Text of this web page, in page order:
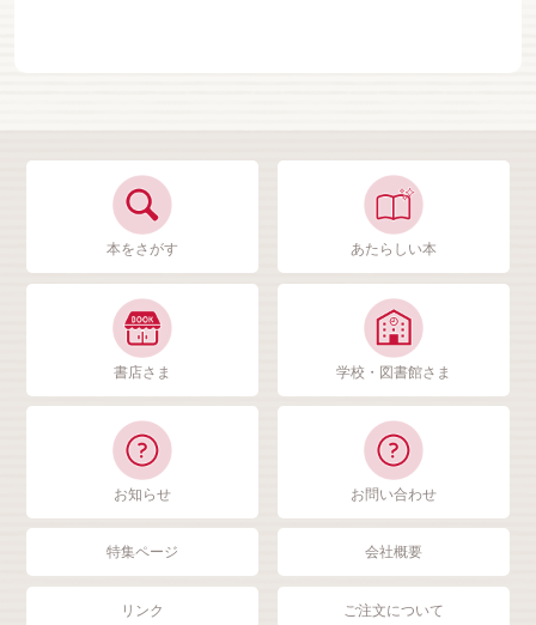
本をさがす あたらしい本
書店さま 学校・図書館さま
お知らせ お問い合わせ
特集ページ 会社概要
リンク ご注文について